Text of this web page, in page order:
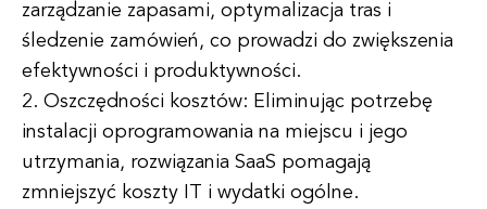
zarządzanie zapasami, optymalizacja tras i
śledzenie zamówień, co prowadzi do zwiększenia
efektywności i produktywności.
2. Oszczędności kosztów: Eliminując potrzebę
instalacji oprogramowania na miejscu i jego
utrzymania, rozwiązania SaaS pomagają
zmniejszyć koszty IT i wydatki ogólne.